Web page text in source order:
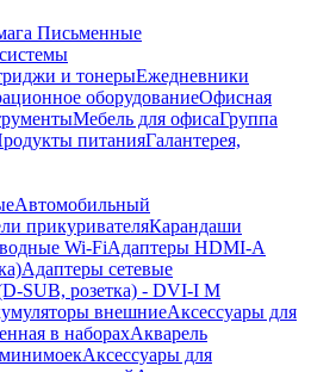
Письменные
и тонерыЕжедневники
оборудованиеОфисная
Мебель для офисаГруппа
питанияГалантерея,
Автомобильный
прикуривателяКарандаши
Wi-FiАдаптеры HDMI-A
Адаптеры сетевые
SUB, розетка) - DVI-I M
внешниеАксессуары для
в наборахАкварель
Аксессуары для